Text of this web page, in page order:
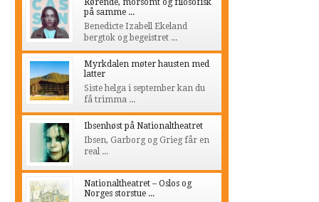
Rørende, morsomt og filosofisk
på samme ...
Benedicte Izabell Ekeland
bergtok og begeistret ...
Myrkdalen møter hausten med
latter
Siste helga i september kan du
få trimma ...
Ibsenhøst på Nationaltheatret
Ibsen, Garborg og Grieg får en
real ...
Nationaltheatret – Oslos og
Norges storstue ...